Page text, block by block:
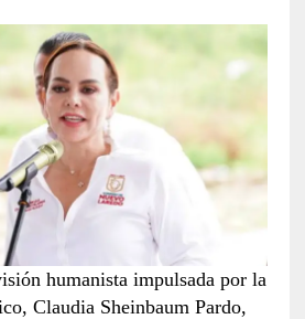
humanista impulsada por la
Claudia Sheinbaum Pardo,